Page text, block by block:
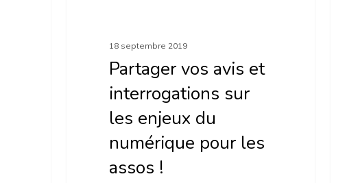
18 septembre 2019
Partager vos avis et
interrogations sur
les enjeux du
numérique pour les
assos !